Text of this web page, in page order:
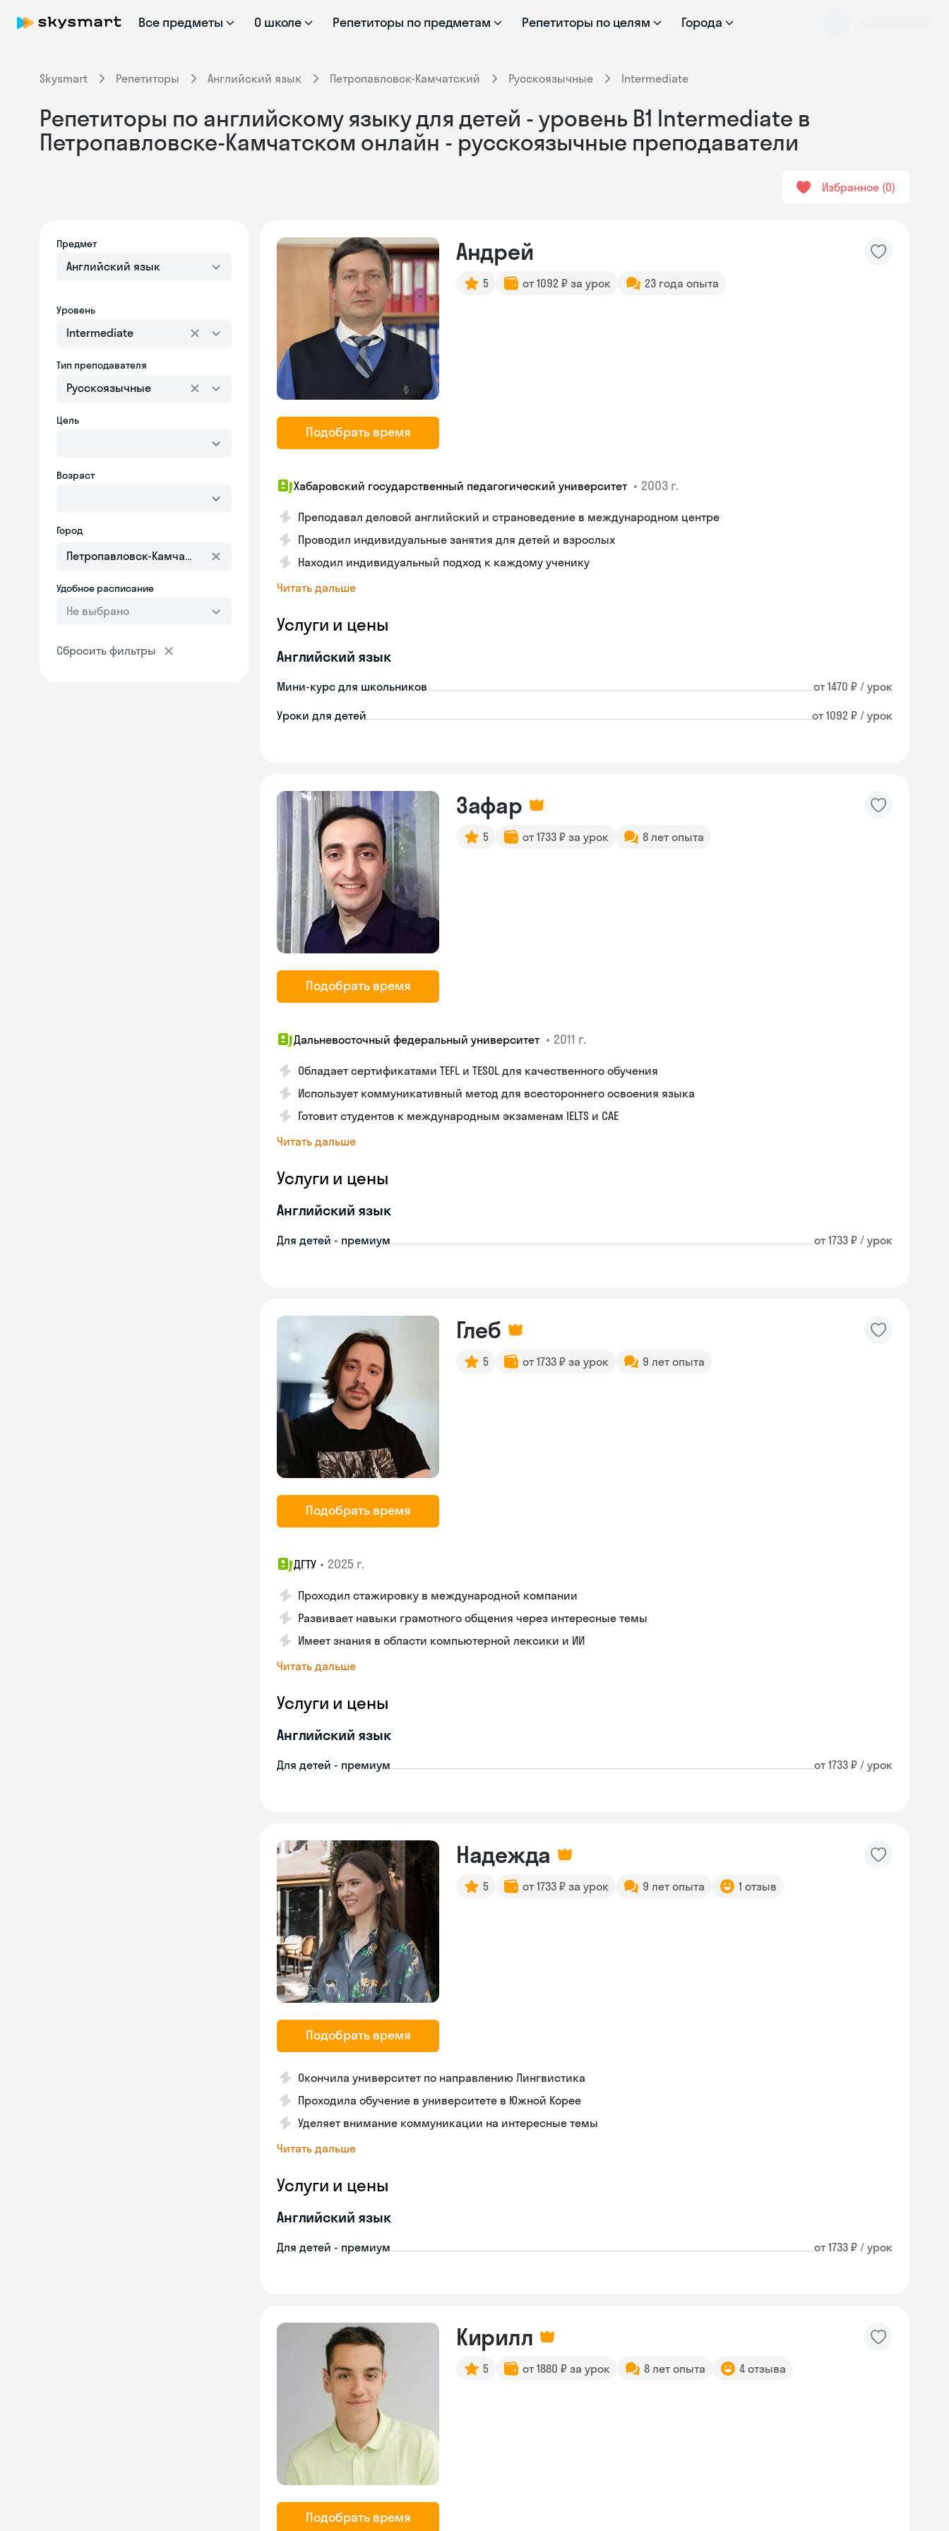
Все предметы О школе Репетиторы по предметам Репетиторы по целям Города
Skysmart Репетиторы Английский язык Петропавловск-Камчатский Русскоязычные Intermediate
Репетиторы по английскому языку для детей - уровень B1 Intermediate в
Петропавловске-Камчатском онлайн - русскоязычные преподаватели
Избранное 0
Предмет
Английский язык
Уровень
Intermediate
Тип преподавателя
Русскоязычные
Цель
Возраст
Город
Удобное расписание
Не выбрано
Сбросить фильтры
Подобрать время
Андрей
5 от 1092 ₽ за урок 23 года опыта
Хабаровский государственный педагогический университет • 2003 г.
Преподавал деловой английский и страноведение в международном центре
Проводил индивидуальные занятия для детей и взрослых
Находил индивидуальный подход к каждому ученику
Читать дальше
Услуги и цены
Английский язык
Мини-курс для школьников от 1470 ₽ / урок
Уроки для детей от 1092 ₽ / урок
Подобрать время
Зафар
5 от 1733 ₽ за урок 8 лет опыта
Дальневосточный федеральный университет • 2011 г.
Обладает сертификатами TEFL и TESOL для качественного обучения
Использует коммуникативный метод для всестороннего освоения языка
Готовит студентов к международным экзаменам IELTS и CAE
Читать дальше
Услуги и цены
Английский язык
Для детей - премиум от 1733 ₽ / урок
Подобрать время
Глеб
5 от 1733 ₽ за урок 9 лет опыта
ДГТУ • 2025 г.
Проходил стажировку в международной компании
Развивает навыки грамотного общения через интересные темы
Имеет знания в области компьютерной лексики и ИИ
Читать дальше
Услуги и цены
Английский язык
Для детей - премиум от 1733 ₽ / урок
Подобрать время
Надежда
5 от 1733 ₽ за урок 9 лет опыта 1 отзыв
Окончила университет по направлению Лингвистика
Проходила обучение в университете в Южной Корее
Уделяет внимание коммуникации на интересные темы
Читать дальше
Услуги и цены
Английский язык
Для детей - премиум от 1733 ₽ / урок
Подобрать время
Кирилл
5 от 1880 ₽ за урок 8 лет опыта 4 отзыва